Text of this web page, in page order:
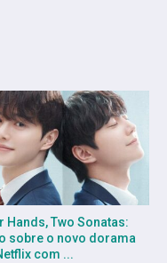
Hands, Two Sonatas:
sobre o novo dorama
com ...